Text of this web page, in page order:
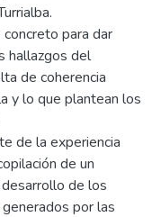
para dar
hallazgos del
de coherencia
y lo que plantean los
de la experiencia
de un
de los
por las